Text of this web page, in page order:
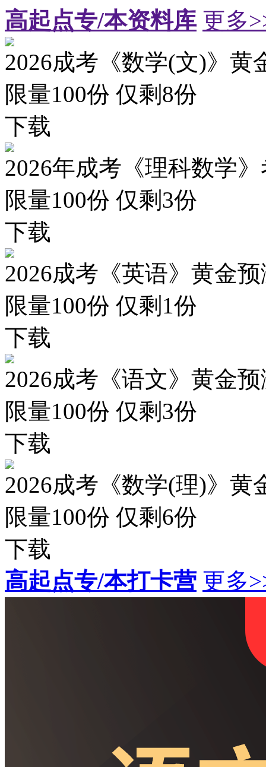
高起点专/本资料库 更多
2026成考《数学(文)》黄
限量100份 仅剩 8份
下载
2026年成考《理科数学
限量100份 仅剩 3份
下载
2026成考《英语》黄金
限量100份 仅剩 1份
下载
2026成考《语文》黄金
限量100份 仅剩 3份
下载
2026成考《数学(理)》黄
限量100份 仅剩 6份
下载
高起点专/本打卡营 更多